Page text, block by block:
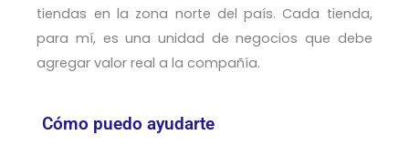
tiendas en la zona norte del país. Cada tienda,
para mí, es una unidad de negocios que debe
agregar valor real a la compañía.
Cómo puedo ayudarte